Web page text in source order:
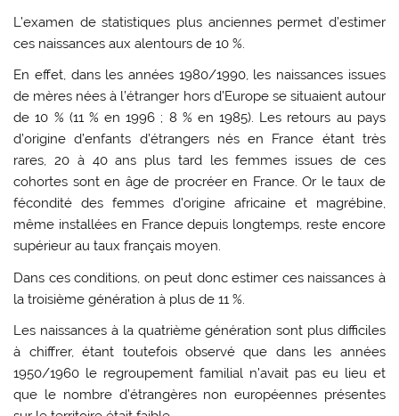
L’examen de statistiques plus anciennes permet d’estimer
ces naissances aux alentours de 10 %.
En effet, dans les années 1980/1990, les naissances issues
de mères nées à l’étranger hors d’Europe se situaient autour
de 10 % (11 % en 1996 ; 8 % en 1985). Les retours au pays
d’origine d’enfants d’étrangers nés en France étant très
rares, 20 à 40 ans plus tard les femmes issues de ces
cohortes sont en âge de procréer en France. Or le taux de
fécondité des femmes d’origine africaine et magrébine,
même installées en France depuis longtemps, reste encore
supérieur au taux français moyen.
Dans ces conditions, on peut donc estimer ces naissances à
la troisième génération à plus de 11 %.
Les naissances à la quatrième génération sont plus difficiles
à chiffrer, étant toutefois observé que dans les années
1950/1960 le regroupement familial n’avait pas eu lieu et
que le nombre d’étrangères non européennes présentes